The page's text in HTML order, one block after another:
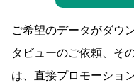
ご希望のデータがダウ
タビューのご依頼、そ
は、直接プロモーショ